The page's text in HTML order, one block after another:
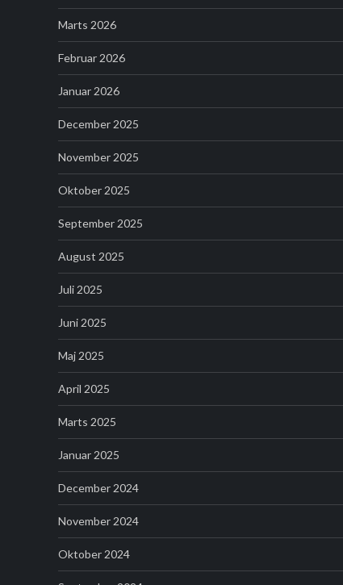
Marts 2026
Februar 2026
Januar 2026
December 2025
November 2025
Oktober 2025
September 2025
August 2025
Juli 2025
Juni 2025
Maj 2025
April 2025
Marts 2025
Januar 2025
December 2024
November 2024
Oktober 2024